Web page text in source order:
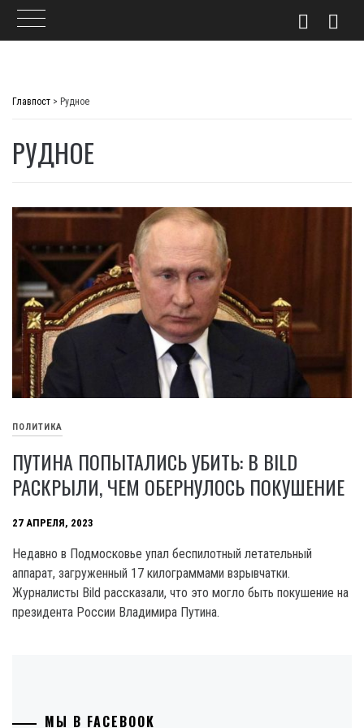
Главпост > Рудное
РУДНОЕ
ПОЛИТИКА
ПУТИНА ПОПЫТАЛИСЬ УБИТЬ: В BILD
РАСКРЫЛИ, ЧЕМ ОБЕРНУЛОСЬ ПОКУШЕНИЕ
27 АПРЕЛЯ, 2023
Недавно в Подмосковье упал беспилотный летательный
аппарат, загруженный 17 килограммами взрывчатки.
Журналисты Bild рассказали, что это могло быть покушение на
президента России Владимира Путина.
МЫ В FACEBOOK